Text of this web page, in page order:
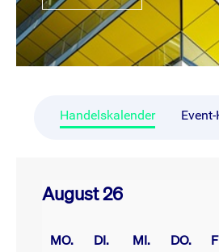
Handelskalender
August 26
MO. DI. MI. DO.